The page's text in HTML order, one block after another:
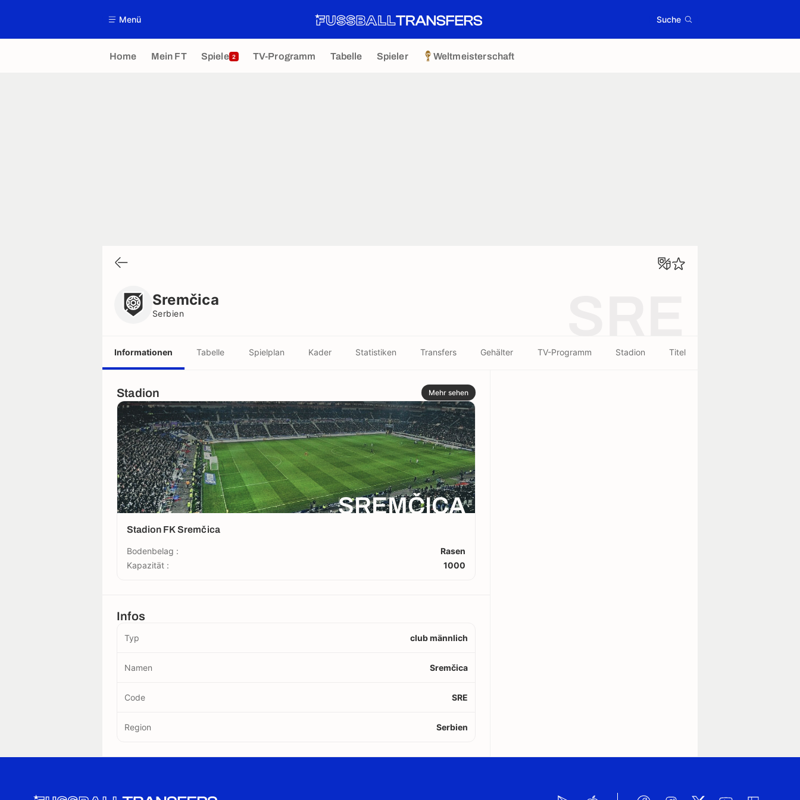
Menü Suche
Home Mein FT Spiele 2 TV-Programm Tabelle Spieler Weltmeisterschaft
Sremčica
Serbien
Informationen Tabelle Spielplan Kader Statistiken Transfers Gehälter TV-Programm Stadion Titel
Stadion Mehr sehen
SREMČICA
Stadion FK Sremčica
Bodenbelag :
Rasen
Kapazität :
1000
Infos
Typ club männlich
Namen Sremčica
Code SRE
Region Serbien